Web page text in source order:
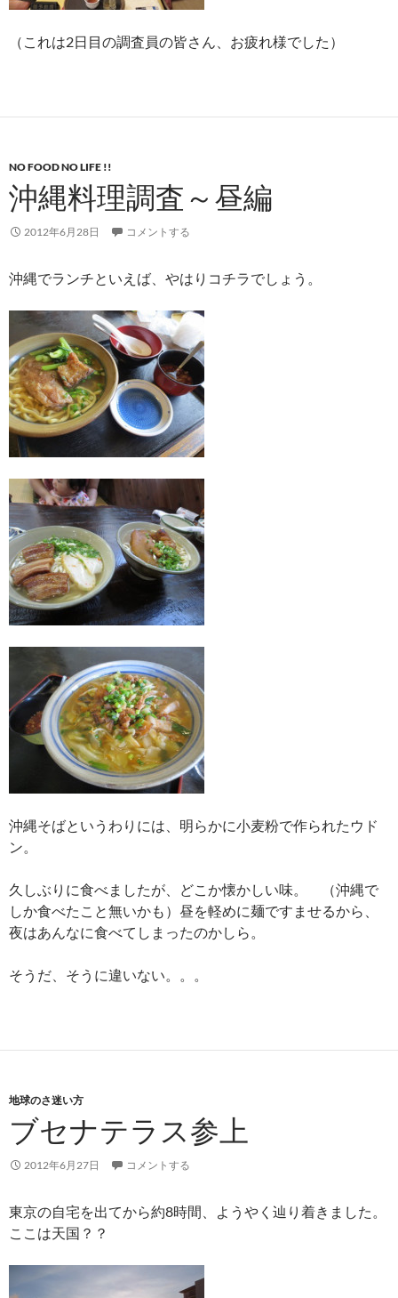
（これは2日目の調査員の皆さん、お疲れ様でした）
NO FOOD NO LIFE !!
沖縄料理調査～昼編
2012年6月28日 コメントする
沖縄でランチといえば、やはりコチラでしょう。
沖縄そばというわりには、明らかに小麦粉で作られたウド
ン。
久しぶりに食べましたが、どこか懐かしい味。 （沖縄で
しか食べたこと無いかも）昼を軽めに麺ですませるから、
夜はあんなに食べてしまったのかしら。
そうだ、そうに違いない。。。
地球のさ迷い方
ブセナテラス参上
2012年6月27日 コメントする
東京の自宅を出てから約8時間、ようやく辿り着きました。
ここは天国？？